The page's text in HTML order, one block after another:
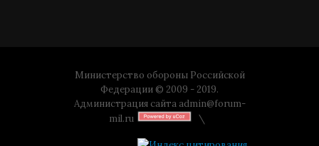
Министерство обороны Российской
Федерации © 2009 - 2019.
Администрация сайта admin@forum-
mil.ru